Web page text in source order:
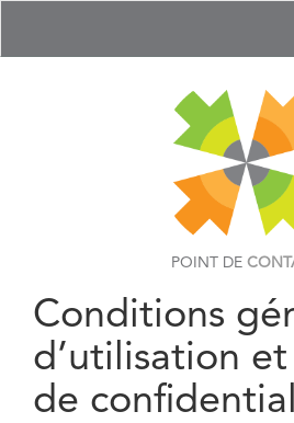
POINT DE
Conditions
d’utilisation
de